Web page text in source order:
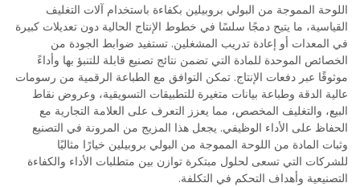
اللوحة المموجة من البولي بروبيلين بكفاءة باستخدام آلات التغليف
القياسية، ما يتيح دمجًا سلسًا في خطوط الإنتاج الحالية دون تعديلات كبيرة
في المعدات أو إعادة تدريب المشغلين. تستفيد ضوابط الجودة من
الخصائص الموحدة للمادة التي تضمن نتائج تصنيع قابلة للتنبؤ بها وأداءً
موثوقًا عبر دفعات الإنتاج. تمكن التوافق مع الطباعة الرقمية من رسومات
عالية الدقة وطباعة بيانات متغيرة للتطبيقات التسويقية، وعروض نقاط
البيع، والتغليف المخصص، مما يعزز التعرف على العلامة التجارية مع
الحفاظ على الأداء الوظيفي. يجعل هذا المزيج من المرونة في التصنيع
وثبات المادة من اللوحة المموجة من البولي بروبيلين خيارًا مثاليًا
للشركات التي تسعى لحلول مبتكرة توازن بين متطلبات الأداء والكفاءة
التصنيعية وأهداف التحكم في التكلفة.